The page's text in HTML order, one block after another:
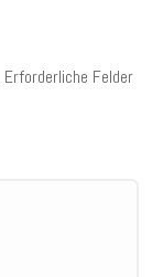
Erforderliche Felder